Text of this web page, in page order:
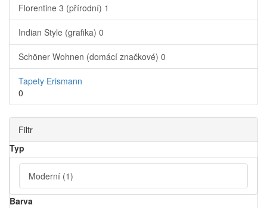
Florentine 3 (přírodní) 1
Indian Style (grafika) 0
Schöner Wohnen (domácí značkové) 0
Tapety Erismann
0
Filtr
Typ
Moderní (1)
Barva